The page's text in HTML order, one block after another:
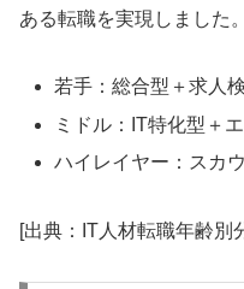
ある転職を実現しました。
若手：総合型＋求人
ミドル：IT特化型＋
ハイレイヤー：スカ
[出典：IT人材転職年齢別